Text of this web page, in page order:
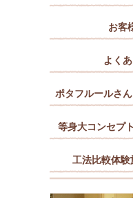
お客
よく
ポタフルールさ
等身大コンセプ
工法比較体験